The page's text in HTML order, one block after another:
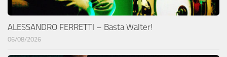
ALESSANDRO FERRETTI – Basta Walter!
06/08/2026